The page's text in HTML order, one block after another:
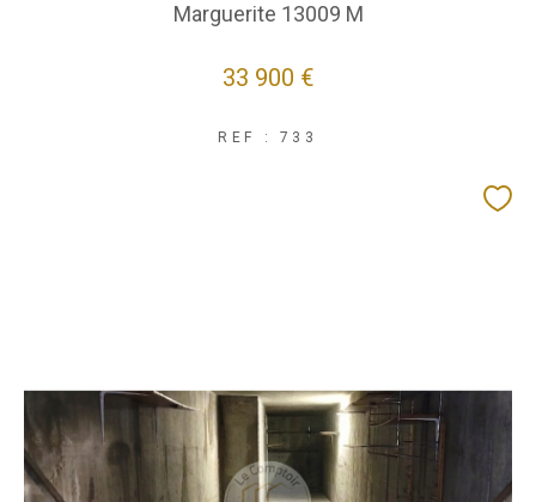
Marguerite 13009 M
33 900 €
REF : 733